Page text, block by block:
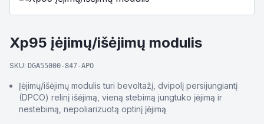
Xp95 įėjimų/išėjimų modulis
SKU: DGA55000-847-APO
Įėjimų/išėjimų modulis turi bevoltažį, dvipolį persijungiantį
(DPCO) relinį išėjimą, vieną stebimą jungtuko įėjimą ir
nestebimą, nepoliarizuotą optinį įėjimą